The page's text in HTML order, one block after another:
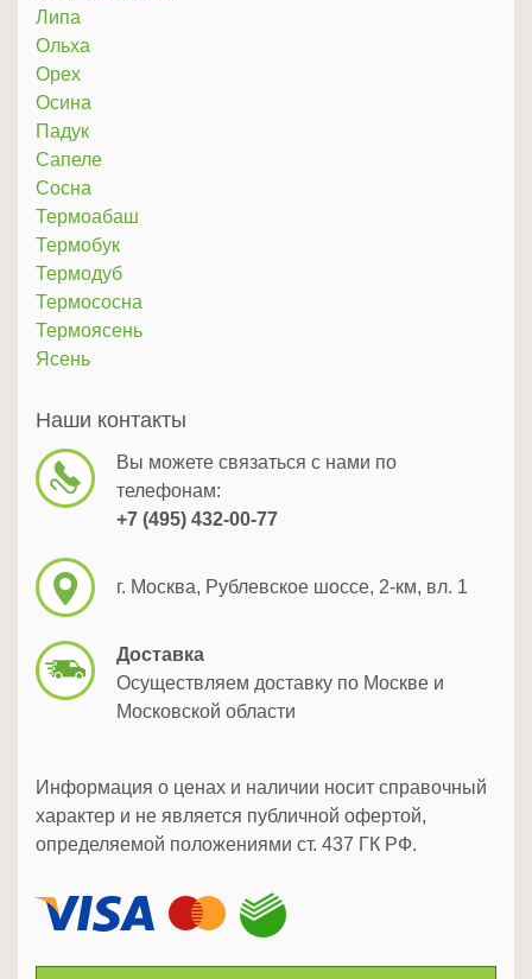
Липа
Ольха
Орех
Осина
Падук
Сапеле
Сосна
Термоабаш
Термобук
Термодуб
Термососна
Термоясень
Ясень
Наши контакты
Вы можете связаться с нами по
телефонам:
+7 (495) 432-00-77
г. Москва, Рублевское шоссе, 2-км, вл. 1
Доставка
Осуществляем доставку по Москве и
Московской области
Информация о ценах и наличии носит справочный
характер и не является публичной офертой,
определяемой положениями ст. 437 ГК РФ.